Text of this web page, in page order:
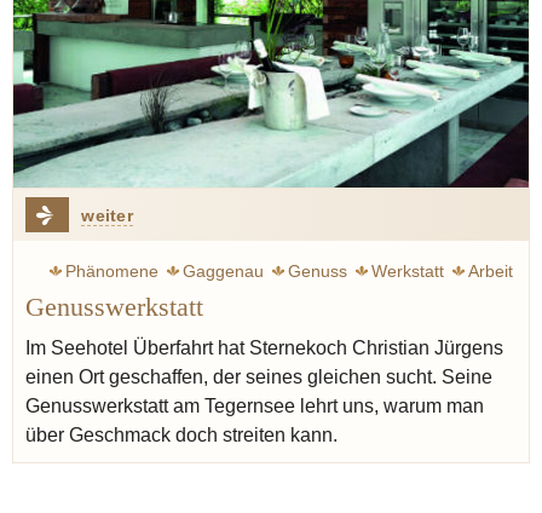
weiter
Phänomene Gaggenau Genuss Werkstatt
Arbeit
Vilgis thomas
Geschmack
Genusswerkstatt
Im Seehotel Überfahrt hat Sternekoch Christian Jürgens
einen Ort geschaffen, der seines gleichen sucht. Seine
Genusswerkstatt am Tegernsee lehrt uns, warum man
über Geschmack doch streiten kann.